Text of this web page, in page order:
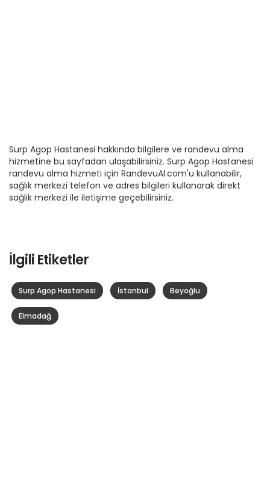
Surp Agop Hastanesi hakkında bilgilere ve randevu alma
hizmetine bu sayfadan ulaşabilirsiniz. Surp Agop Hastanesi
randevu alma hizmeti için RandevuAl.com'u kullanabilir,
sağlık merkezi telefon ve adres bilgileri kullanarak direkt
sağlık merkezi ile iletişime geçebilirsiniz.
İlgili Etiketler
Surp Agop Hastanesi İstanbul Beyoğlu
Elmadağ